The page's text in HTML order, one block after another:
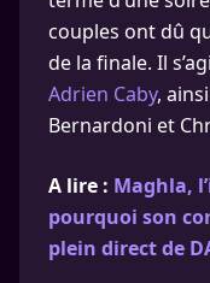
couples ont dû
de la finale. Il
Adrien Caby,
Bernardoni et
A lire : Maghla,
pourquoi son
plein direct de